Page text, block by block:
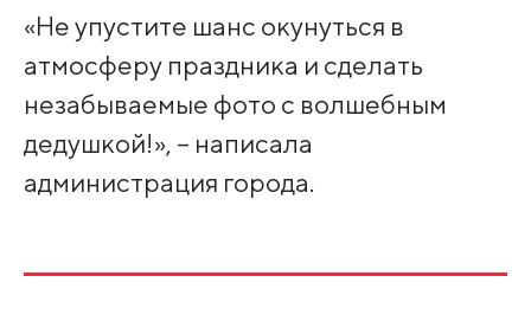
«Не упустите шанс окунуться в
атмосферу праздника и сделать
незабываемые фото с волшебным
дедушкой!», – написала
администрация города.